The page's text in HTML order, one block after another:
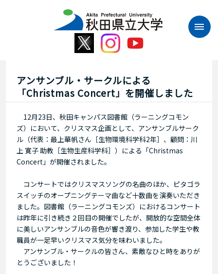
アンサンブル・サークルによる
「Christmas Concert」を開催しました
12月23日、秋田キャンパス図書館（ラーニングコモン
ズ）において、クリスマス企画として、アンサンブルサーク
ル（代表：最上華帆さん［生物環境科学科2年］、顧問：川
上 寛子 助教［生物生産科学科］）による「Christmas
Concert」が開催されました。
コンサートではクリスマスソングの名曲のほか、ピタゴラ
スイッチのオープニングテーマ曲など十数曲を演奏いただき
ました。図書館（ラーニングコモンズ）におけるコンサート
は昨年に引き続き２回目の開催でしたが、開放的な空間全体
に美しいアンサンブルの音色が響き渡り、参加した学生や教
職員が一足早いクリスマス気分を味わいました。
アンサンブル・サークルの皆さん、素敵なひと時をありが
とうございました！